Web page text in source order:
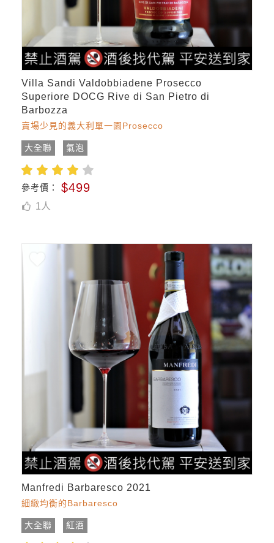
Villa Sandi Valdobbiadene Prosecco
Superiore DOCG Rive di San Pietro di
Barbozza
賣場少見的義大利單一園Prosecco
大全聯 氣泡
參考價： $499
1 人
Manfredi Barbaresco 2021
細緻均衡的Barbaresco
大全聯 紅酒